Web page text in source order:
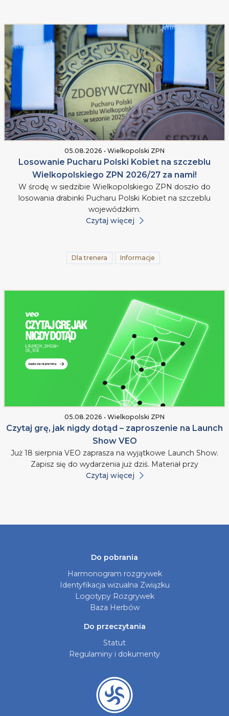
05.08.2026 • Wielkopolski ZPN
Losowanie Pucharu Polski Kobiet na szczeblu
Wielkopolskiego ZPN 2026/27 za nami!
W środę w siedzibie Wielkopolskiego ZPN doszło do
losowania drabinki Pucharu Polski Kobiet na szczeblu
wojewódzkim.
Czytaj więcej
Dla trenera Informacje
05.08.2026 • Wielkopolski ZPN
Czytaj grę, jak nigdy dotąd – zaproszenie na Launch
Show VEO
Już 18 sierpnia VEO zaprasza na wyjątkowe Launch Show.
Zapisz się do wydarzenia już dziś. Materiał przy
Czytaj więcej
Do pobrania
Harmonogram rozgrywek
Identyfikacja wizualna Związku
Logotypy Rozgrywek
Baza Herbów
Do przeczytania
Statut
Regulaminy i dokumenty